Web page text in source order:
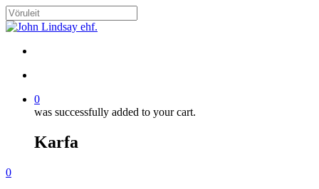
Skip
to
content
Close
0
was successfully added to your cart.
Karfa
Menu
search
account
0